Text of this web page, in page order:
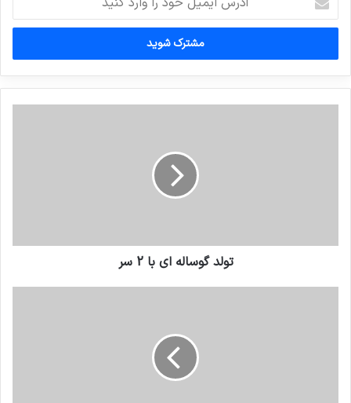
ایمیل
خود
وارد
کنید
تولد گوساله ای با 2 سر